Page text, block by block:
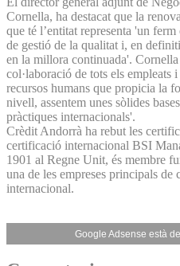
Cornella, ha destacat que la
que té l’entitat representa 'un
de gestió de la qualitat i, en
en la millora continuada'.
col·laboració de tots els empleats
recursos humans que propicia la
nivell, assentem unes sòlides
pràctiques internacionals'.
Crèdit Andorrà ha rebut les
certificació internacional BSI
1901 al Regne Unit, és membre
una de les empreses principals de
internacional.
Google Adsense està